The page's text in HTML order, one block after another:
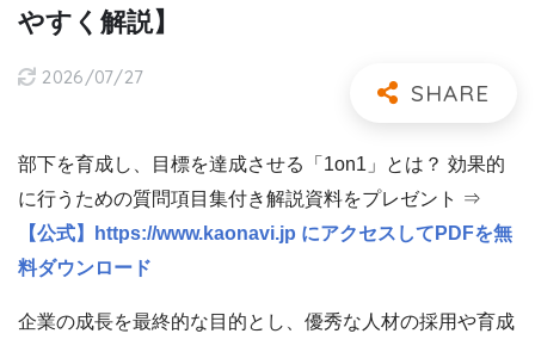
やすく解説】
2026/07/27
部下を育成し、目標を達成させる「1on1」とは？ 効果的
に行うための質問項目集付き解説資料をプレゼント ⇒
【公式】https://www.kaonavi.jp にアクセスしてPDFを無
料ダウンロード
企業の成長を最終的な目的とし、優秀な人材の採用や育成